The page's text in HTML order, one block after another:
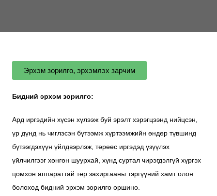
Эрхэм зорилго, эрхэмлэх зарчим
Бидний эрхэм зорилго:
Ард иргэдийн хүсэн хүлээж буй эрэлт хэрэгцээнд нийцсэн,
үр дүнд нь чиглэсэн бүтээмж хүртээмжийн өндөр түвшинд
бүтээгдэхүүн үйлдвэрлэж, төрөөс иргэдэд үзүүлэх
үйлчилгээг хөнгөн шуурхай, хүнд суртал чирэгдэлгүй хүргэх
цомхон аппараттай төр захиргааны тэргүүний хамт олон
болоход бидний эрхэм зорилго оршино.